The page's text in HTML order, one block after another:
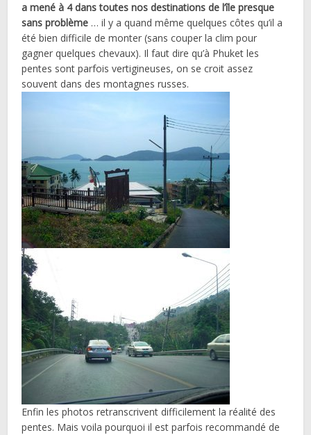
a mené à 4 dans toutes nos destinations de l’île presque
sans problème … il y a quand même quelques côtes qu’il a
été bien difficile de monter (sans couper la clim pour
gagner quelques chevaux). Il faut dire qu’à Phuket les
pentes sont parfois vertigineuses, on se croit assez
souvent dans des montagnes russes.
Enfin les photos retranscrivent difficilement la réalité des
pentes. Mais voila pourquoi il est parfois recommandé de